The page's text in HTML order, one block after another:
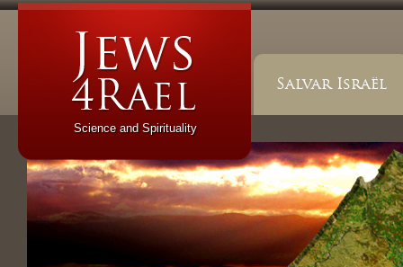
Science and Spirituality
Salvar Israël